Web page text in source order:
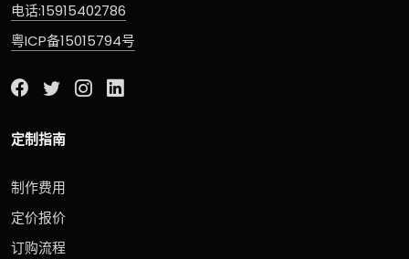
电话:15915402786
粤ICP备15015794号
定制指南
制作费用
定价报价
订购流程